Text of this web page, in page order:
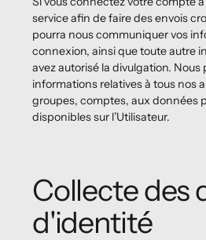
service afin de faire des envois
pourra nous communiquer vos
connexion, ainsi que toute autre
avez autorisé la divulgation. Nous
informations relatives à tous nos
groupes, comptes, aux données
disponibles sur l’Utilisateur.
Collecte des
d'identité